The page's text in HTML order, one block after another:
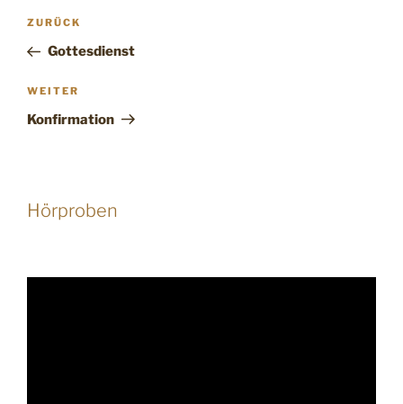
Beitragsnavigation
Vorheriger
Beitrag
ZURÜCK
Gottesdienst
Nächster
Beitrag
WEITER
Konfirmation
Hörproben